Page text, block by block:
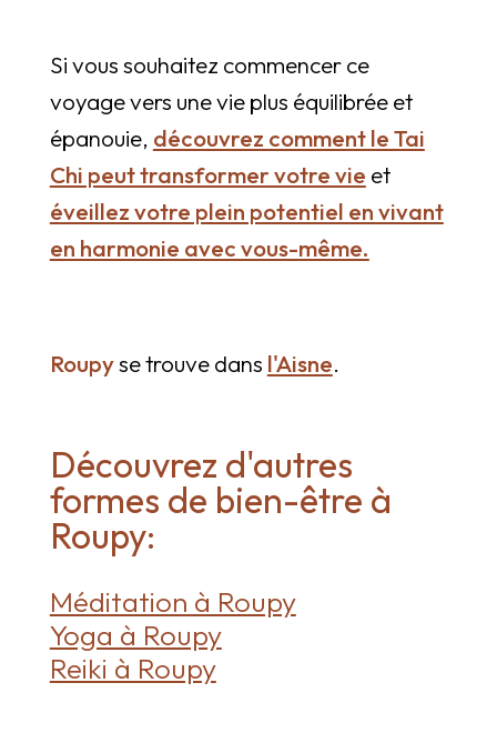
Si vous souhaitez commencer ce
voyage vers une vie plus équilibrée et
épanouie, découvrez comment le Tai
Chi peut transformer votre vie et
éveillez votre plein potentiel en vivant
en harmonie avec vous-même.
Roupyse trouve dans l'Aisne.
Découvrez d'autres
formes de bien-être à
Roupy:
Méditation à Roupy
Yoga à Roupy
Reiki à Roupy